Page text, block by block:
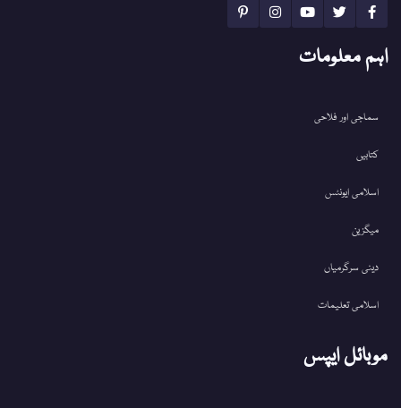
اہم معلومات
سماجی اور فلاحی
کتابیں
اسلامی ایونٹس
میگزین
دینی سرگرمیاں
اسلامی تعلیمات
موبائل ایپس